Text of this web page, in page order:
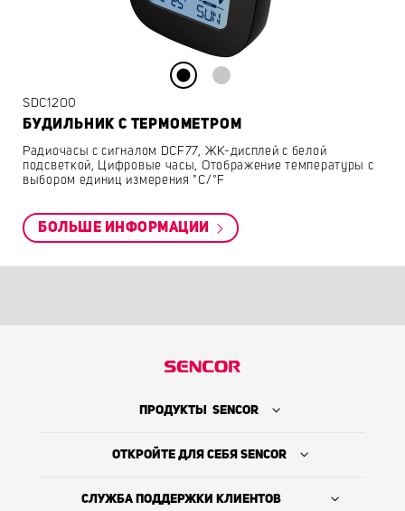
SDC1200
БУДИЛЬНИК С ТЕРМОМЕТРОМ
Радиочасы с сигналом DCF77, ЖК-дисплей с белой
подсветкой, Цифровые часы, Отображение температуры с
выбором единиц измерения °C/°F
БОЛЬШЕ ИНФОРМАЦИИ
ПРОДУКТЫ SENCOR
ОТКРОЙТЕ ДЛЯ СЕБЯ SENCOR
СЛУЖБА ПОДДЕРЖКИ КЛИЕНТОВ